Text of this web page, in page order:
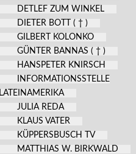
DETLEF ZUM WINKEL
DIETER BOTT ( † )
GILBERT KOLONKO
GÜNTER BANNAS ( † )
HANSPETER KNIRSCH
INFORMATIONSSTELLE
LATEINAMERIKA
JULIA REDA
KLAUS VATER
KÜPPERSBUSCH TV
MATTHIAS W. BIRKWALD